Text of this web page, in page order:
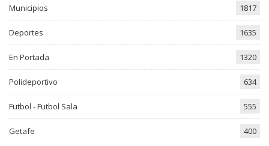
Municipios 1817
Deportes 1635
En Portada 1320
Polideportivo 634
Futbol - Futbol Sala 555
Getafe 400